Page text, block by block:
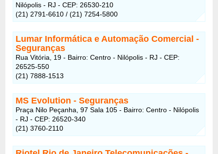
Nilópolis - RJ - CEP: 26530-210
(21) 2791-6610 / (21) 7254-5800
Lumar Informática e Automação Comercial -
Seguranças
Rua Vitória, 19 - Bairro: Centro - Nilópolis - RJ - CEP:
26525-550
(21) 7888-1513
MS Evolution - Seguranças
Praça Nilo Peçanha, 97 Sala 105 - Bairro: Centro - Nilópolis
- RJ - CEP: 26520-340
(21) 3760-2110